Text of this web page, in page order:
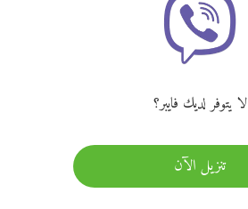
لا يتوفر لديك فايبر؟
تنزيل الآن